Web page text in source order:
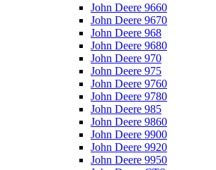
John Deere 9660
John Deere 9670
John Deere 968
John Deere 9680
John Deere 970
John Deere 975
John Deere 9760
John Deere 9780
John Deere 985
John Deere 9860
John Deere 9900
John Deere 9920
John Deere 9950